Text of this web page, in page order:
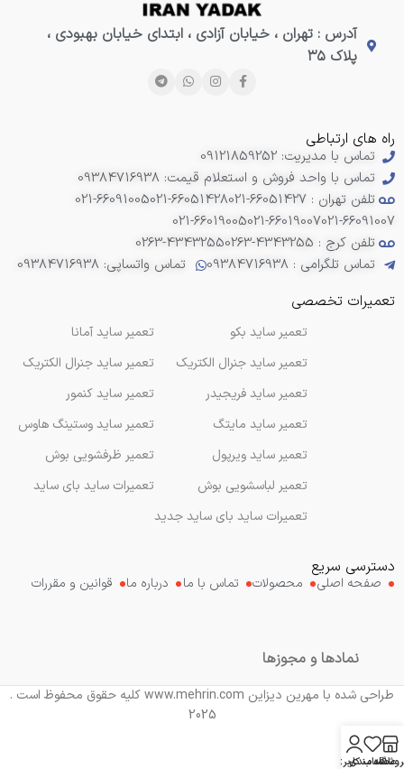
آدرس : تهران ، خیابان آزادی ، ابتدای خیابان بهبودی ،
پلاک ۳۵
راه های ارتباطی
تماس با مدیریت: 09121859252
تماس با واحد فروش و استعلام قیمت: 09384716938
تلفن تهران : 66051427-021
021-66051428
021-66091005
021-66091007
021-66019007
021-66019005
تلفن کرج : 4343255-0263
0263-4343255
تماس تلگرامی : 09384716938
تماس واتساپی: 09384716938
تعمیرات تخصصی
تعمیر ساید آمانا
تعمیر ساید جنرال الکتریک
تعمیر ساید کنمور
تعمیر ساید وستینگ هاوس
تعمیر ظرفشویی بوش
تعمیرات ساید بای ساید
تعمیر ساید بکو
تعمیر ساید جنرال الکتریک
تعمیر ساید فریجیدر
تعمیر ساید مایتگ
تعمیر ساید ویرپول
تعمیر لباسشویی بوش
تعمیرات ساید بای ساید جدید
دسترسی سریع
صفحه اصلی محصولات تماس با ما درباره ما قوانین و مقررات
نمادها و مجوزها
طراحی شده با مهرین دیزاین www.mehrin.com کلیه حقوق محفوظ است .
2025
علاقه مندی
حساب کاربری من